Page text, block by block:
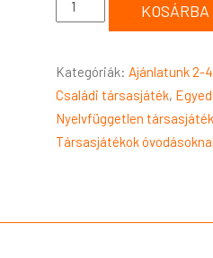
Kategóriák: Ajánlatunk 2-
Családi társasjáték,
Nyelvfüggetlen társasjáték
Társasjátékok